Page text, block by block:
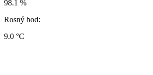
98.1 %
Rosný bod:
9.0 °C